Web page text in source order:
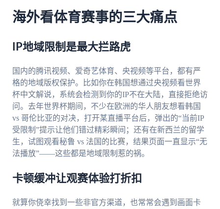
海外看体育赛事的三大痛点
IP地域限制是最大拦路虎
国内的腾讯视频、爱奇艺体育、央视频等平台，都有严
格的地域版权保护。比如你在韩国想通过央视频看世界
杯中文解说，系统会检测到你的IP不在大陆，直接拒绝访
问。去年世界杯期间，不少在欧洲的华人朋友想看韩国
vs 哥伦比亚的对决，打开某直播平台后，弹出的“当前IP
受限制”提示让他们错过精彩瞬间；还有在新西兰的留学
生，试图观看秘鲁 vs 法国的比赛，结果页面一直显示“无
法播放”——这些都是地域限制惹的祸。
卡顿缓冲让观赛体验打折扣
就算你侥幸找到一些非官方渠道，也常常会遇到画面卡